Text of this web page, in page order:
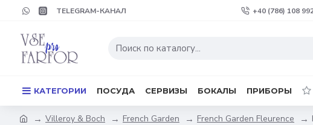
TELEGRAM-КАНАЛ +40 (786) 108
КАТЕГОРИИ ПОСУДА СЕРВИЗЫ БОКАЛЫ ПРИБОРЫ
Villeroy & Boch French Garden French Garden Fleurence